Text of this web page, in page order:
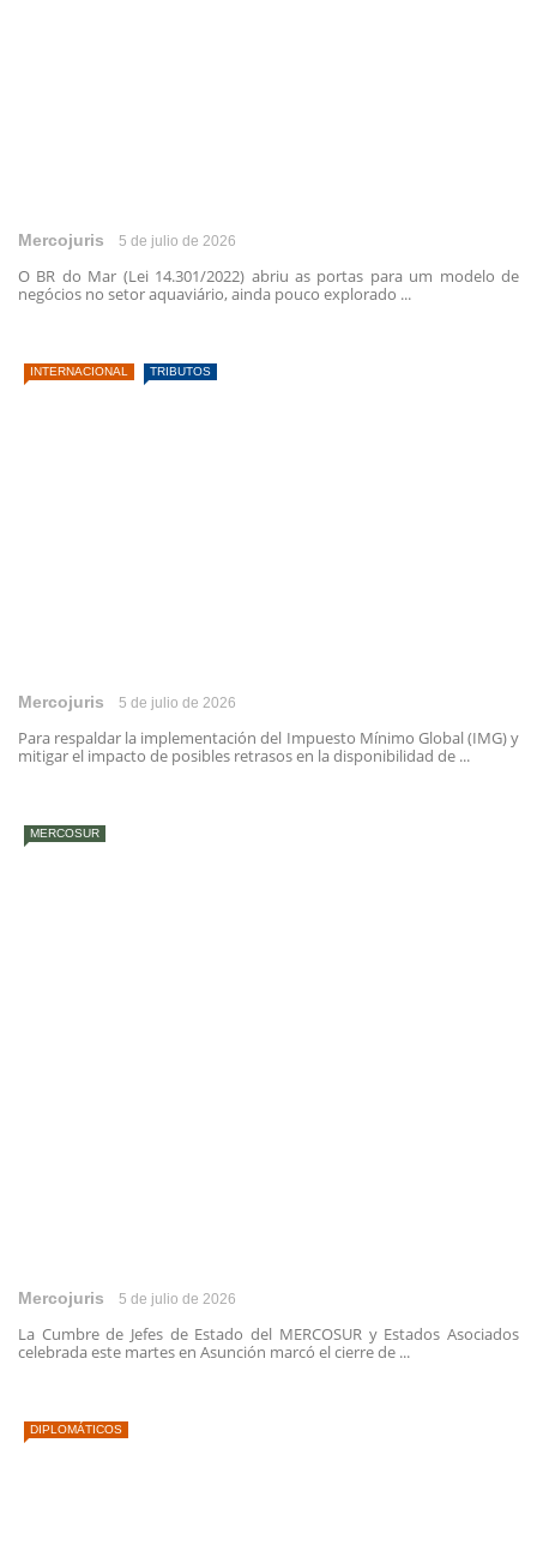
Mercojuris 5 de julio de 2026
O BR do Mar (Lei 14.301/2022) abriu as portas para um modelo de
negócios no setor aquaviário, ainda pouco explorado ...
INTERNACIONAL TRIBUTOS
Mercojuris 5 de julio de 2026
Para respaldar la implementación del Impuesto Mínimo Global (IMG) y
mitigar el impacto de posibles retrasos en la disponibilidad de ...
MERCOSUR
Mercojuris 5 de julio de 2026
La Cumbre de Jefes de Estado del MERCOSUR y Estados Asociados
celebrada este martes en Asunción marcó el cierre de ...
DIPLOMÁTICOS